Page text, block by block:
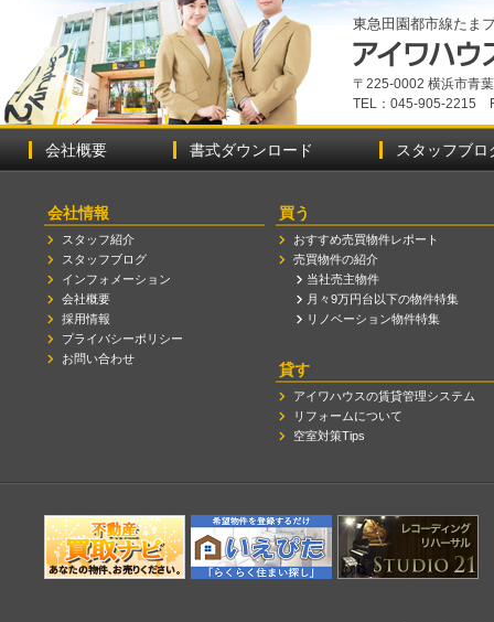
東急田園都市線たま
〒225-0002 横浜市青
TEL：045-905-2215
会社概要 書式ダウンロード スタッフブロ
会社情報
スタッフ紹介
スタッフブログ
インフォメーション
会社概要
採用情報
プライバシーポリシー
お問い合わせ
買う
おすすめ売買物件レポート
売買物件の紹介
当社売主物件
月々9万円台以下の物件特集
リノベーション物件特集
貸す
アイワハウスの賃貸管理システム
リフォームについて
空室対策Tips